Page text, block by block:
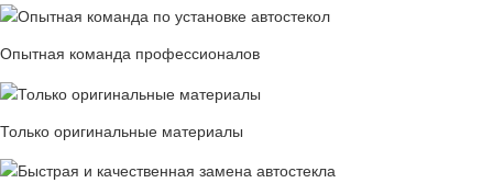
Опытная команда профессионалов
Только оригинальные материалы